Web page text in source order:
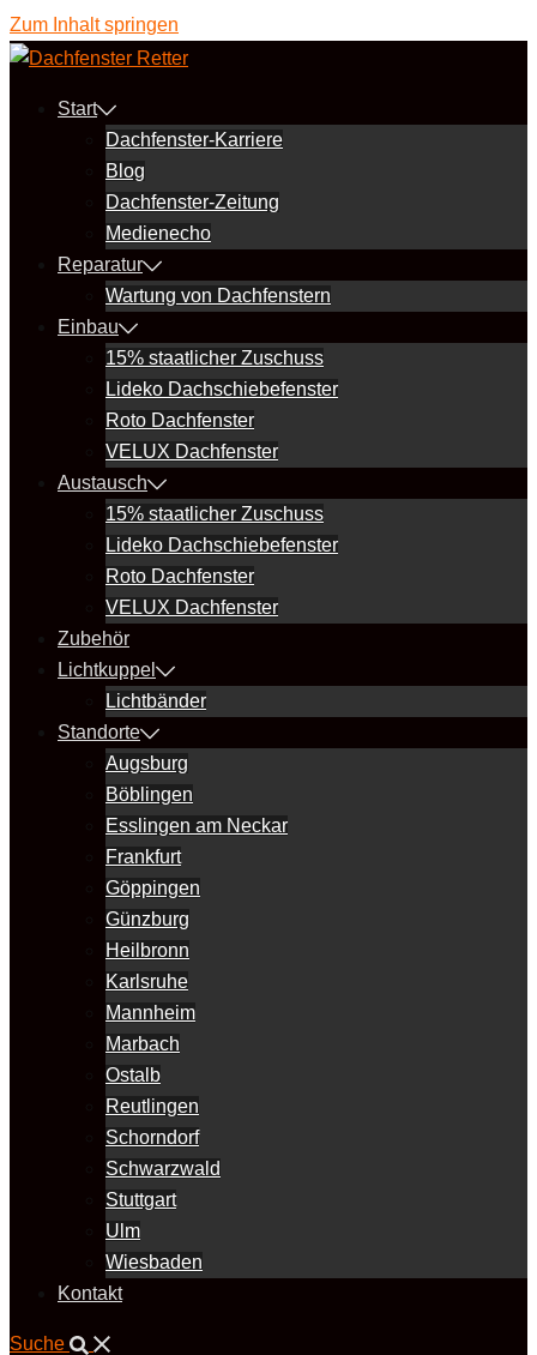
Zum Inhalt springen
Start
Dachfenster-Karriere
Blog
Dachfenster-Zeitung
Medienecho
Reparatur
Wartung von Dachfenstern
Einbau
15% staatlicher Zuschuss
Lideko Dachschiebefenster
Roto Dachfenster
VELUX Dachfenster
Austausch
15% staatlicher Zuschuss
Lideko Dachschiebefenster
Roto Dachfenster
VELUX Dachfenster
Zubehör
Lichtkuppel
Lichtbänder
Standorte
Augsburg
Böblingen
Esslingen am Neckar
Frankfurt
Göppingen
Günzburg
Heilbronn
Karlsruhe
Mannheim
Marbach
Ostalb
Reutlingen
Schorndorf
Schwarzwald
Stuttgart
Ulm
Wiesbaden
Kontakt
Suche